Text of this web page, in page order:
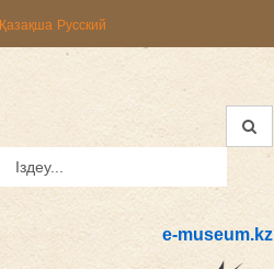
Қазақша Русский
e-museum.kz